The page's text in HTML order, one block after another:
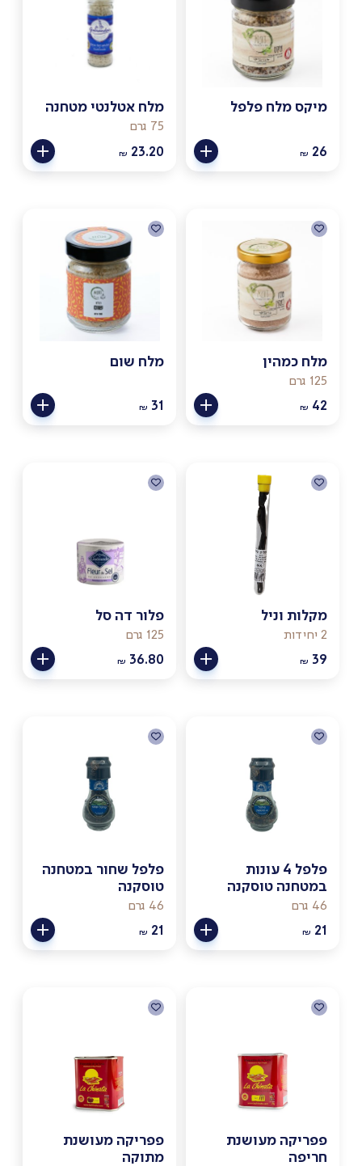
מיקס מלח פלפל
₪ 26
מלח אטלנטי מטחנה
75 גרם
₪ 23.20
מלח כמהין
125 גרם
₪ 42
מלח שום
₪ 31
מקלות וניל
2 יחידות
₪ 39
פלור דה סל
125 גרם
₪ 36.80
פלפל 4 עונות
במטחנה טוסקנה
46 גרם
₪ 21
פלפל שחור במטחנה
טוסקנה
46 גרם
₪ 21
פפריקה מעושנת
חריפה
פפריקה מעושנת
מתוקה